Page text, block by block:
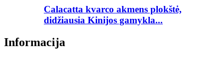
Calacatta kvarco akmens plokštė,
didžiausia Kinijos gamykla...
Informacija